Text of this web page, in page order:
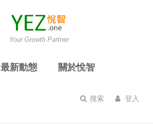
Your Growth Partner
最新動態 關於悅智
搜索 登入